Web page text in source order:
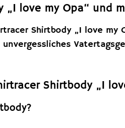
love my Opa“ und
Shirtbody „I love my
Shirtbody „I